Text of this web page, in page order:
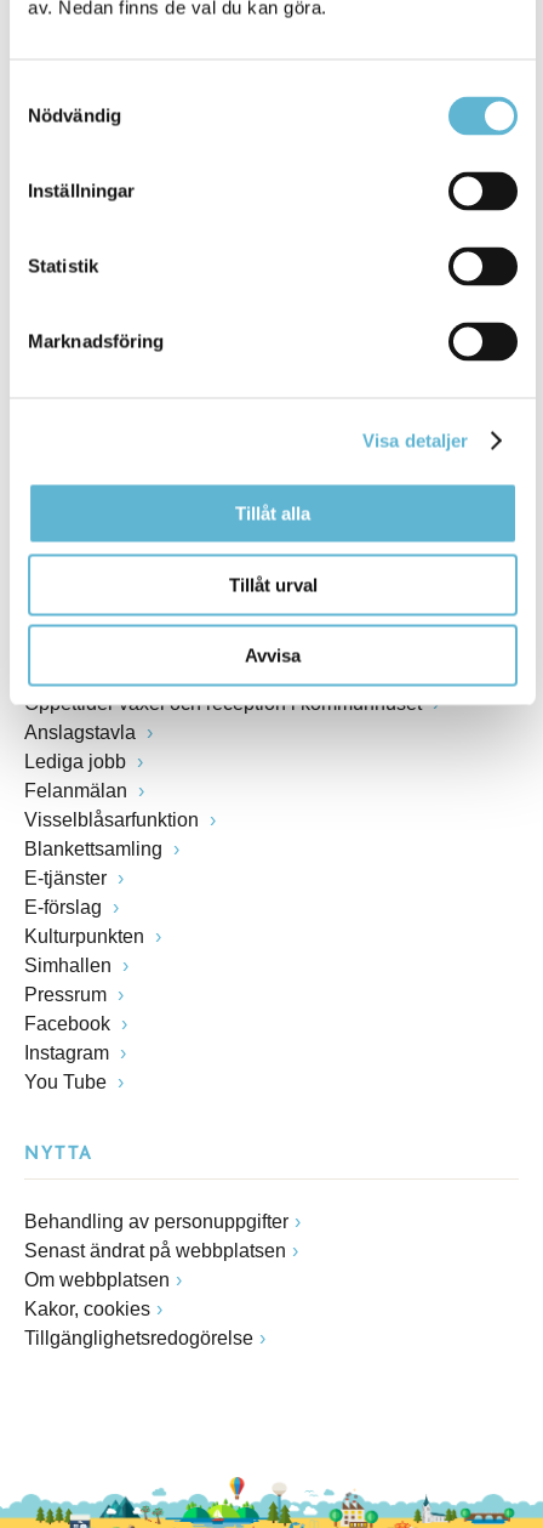
av. Nedan finns de val du kan göra.
Nödvändig
Inställningar
Statistik
Marknadsföring
Visa detaljer
Tillåt alla
Tillåt urval
Avvisa
Kommunhuset, Storgatan 48
Box 18, 295 21 Bromölla
Org.nr: 212000-0894
SNABBVAL
Öppettider växel och reception i kommunhuset
Anslagstavla
Lediga jobb
Felanmälan
Visselblåsarfunktion
Blankettsamling
E-tjänster
E-förslag
Kulturpunkten
Simhallen
Pressrum
Facebook
Instagram
You Tube
NYTTA
Behandling av personuppgifter
Senast ändrat på webbplatsen
Om webbplatsen
Kakor, cookies
Tillgänglighetsredogörelse